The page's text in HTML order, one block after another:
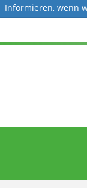
Informieren, wenn